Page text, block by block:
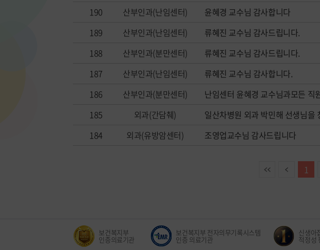
190
산부인과(난임센터) 윤혜경 교수님 감사합니다
189
산부인과(난임센터) 류혜진 교수님 감사드립니다.
188
산부인과(분만센터) 류혜진 교수님 감사드립니다.
187
산부인과(난임센터) 류혜진 교수님 감사합니다.
186
산부인과(분만센터) 난임센터 윤혜경 교수님과모든 직
185
외과(간담췌) 일산차병원 외과 박민해 선생님을
184
외과(유방암센터) 조영업교수님 감사드립니다
이전 1
보건복지부
인증의료기관
보건복지부 전자의무기록시스템
인증 의료기관
신생아집
적정성 평